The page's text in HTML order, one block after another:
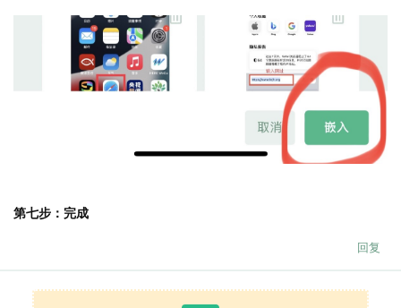
第七步：完成
回复